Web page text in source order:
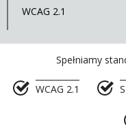
WCAG 2.1
Spełniamy
WCAG 2.1